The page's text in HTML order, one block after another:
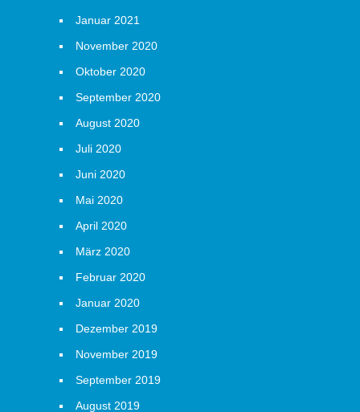
Januar 2021
November 2020
Oktober 2020
September 2020
August 2020
Juli 2020
Juni 2020
Mai 2020
April 2020
März 2020
Februar 2020
Januar 2020
Dezember 2019
November 2019
September 2019
August 2019